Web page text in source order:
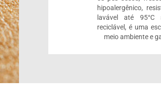
hipoalergênico,
lavável até 95°C
reciclável, é uma
meio ambiente e